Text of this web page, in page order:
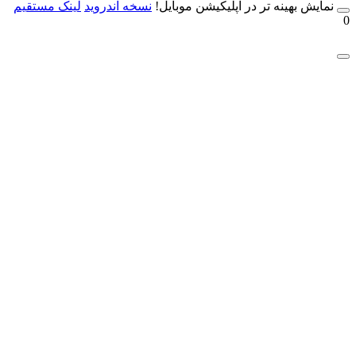
بهینه تر در اپلیکیشن موبایل!نسخه آندروید لینک مستقیم